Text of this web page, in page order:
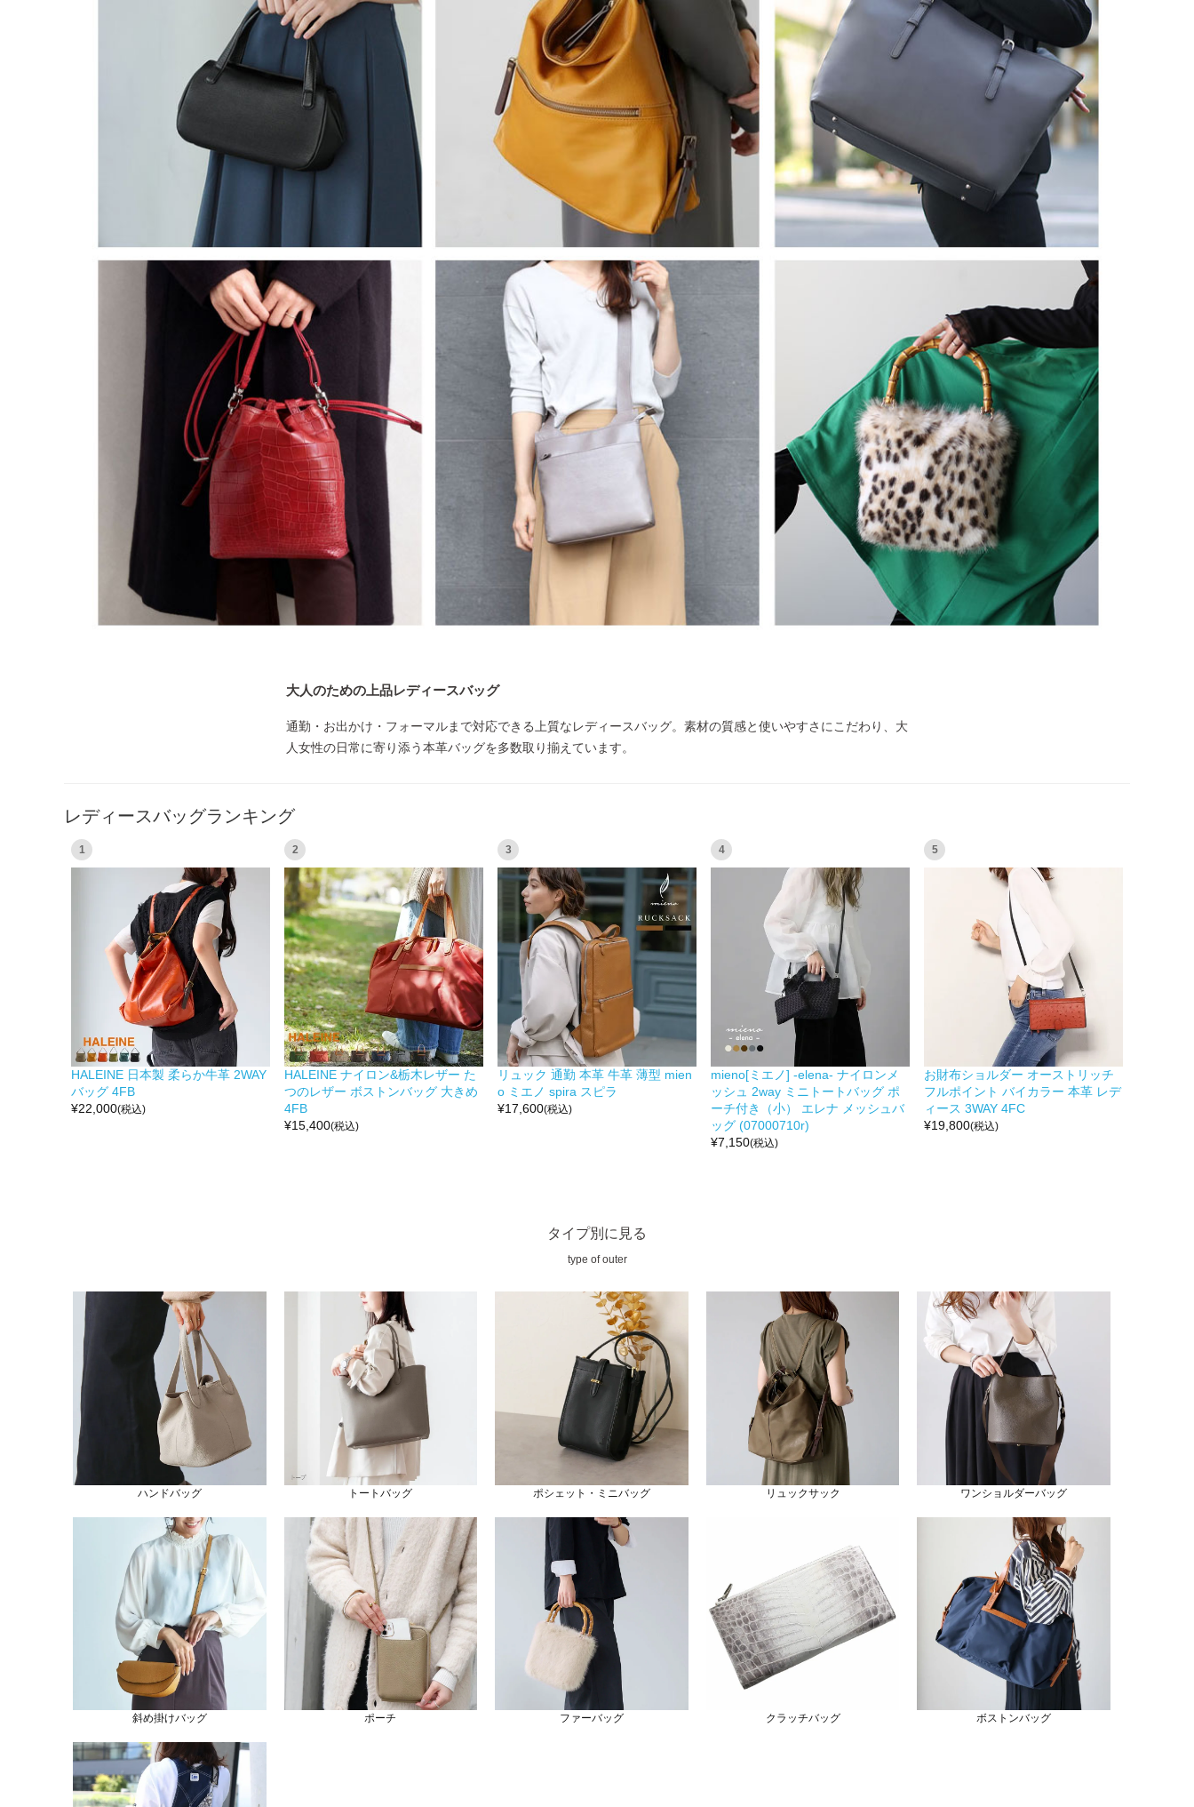
大人のための上品レディースバッグ
通勤・お出かけ・フォーマルまで対応できる上質なレディースバッグ。素材の質感と使いやすさにこだわり、大
人女性の日常に寄り添う本革バッグを多数取り揃えています。
レディースバッグランキング
1
HALEINE 日本製 柔らか牛革 2WAY
バッグ 4FB
¥22,000(税込)
2
HALEINE ナイロン&栃木レザー た
つのレザー ボストンバッグ 大きめ
4FB
¥15,400(税込)
3
リュック 通勤 本革 牛革 薄型 mien
o ミエノ spira スピラ
¥17,600(税込)
4
mieno[ミエノ] -elena- ナイロンメ
ッシュ 2way ミニトートバッグ ポ
ーチ付き（小） エレナ メッシュバ
ッグ (07000710r)
¥7,150(税込)
5
お財布ショルダー オーストリッチ
フルポイント バイカラー 本革 レデ
ィース 3WAY 4FC
¥19,800(税込)
タイプ別に見る
type of outer
ハンドバッグ トートバッグ ポシェット・ミニバッグ リュックサック ワンショルダーバッグ
斜め掛けバッグ ポーチ ファーバッグ クラッチバッグ ボストンバッグ